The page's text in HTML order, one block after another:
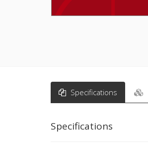
Specifications
Specifications